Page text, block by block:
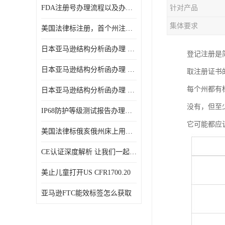
FDA注册号办理流程以及办理周期是多久
美国法律标注册，首个州注册该如何选择
日本亚马逊结构分析函办理 日本亚马逊 电饭煲
日本亚马逊结构分析函办理 日本亚马逊 热水壶等；
日本亚马逊结构分析函办理 日本亚马逊 果汁搅拌机
IP68防护等级测试报告办理标准要求
美国法律标俄亥俄州床上用品许可证讲解！
CE认证深度解析 让我们一起来认识CE认证
美止儿童打开US CFR1700.20
亚马逊FTC能效标签怎么获取
针对产品
集体要求
登记注册是
取注册证书
每个州都有
没有，但至
它可能都应